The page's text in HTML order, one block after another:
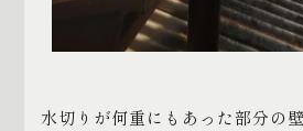
水切りが何重にもあった部分の